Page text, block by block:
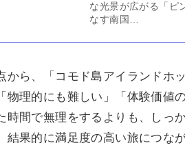
な光景が広がる「ピ
なす南国…
から、「コモド島アイランドホ
物理的にも難しい」「体験価値
時間で無理をするよりも、しっ
結果的に満足度の高い旅につな